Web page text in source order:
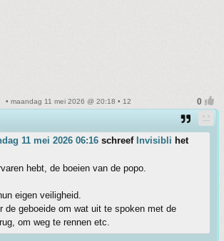
• maandag 11 mei 2026 @ 20:18 • 12
11 mei 2026 06:16 schreef Invisibli het
hebt, de boeien van de popo.
eigen veiligheid.
de geboeide om wat uit te spoken met de
om weg te rennen etc.